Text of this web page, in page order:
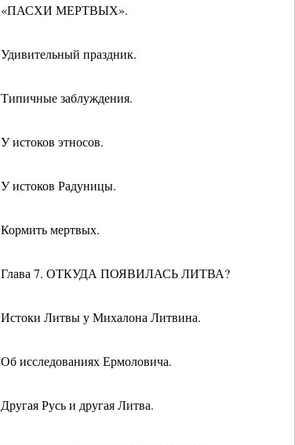
«ПАСХИ МЕРТВЫХ».
Удивительный праздник.
Типичные заблуждения.
У истоков этносов.
У истоков Радуницы.
Кормить мертвых.
Глава 7. ОТКУДА ПОЯВИЛАСЬ ЛИТВА?
Истоки Литвы у Михалона Литвина.
Об исследованиях Ермоловича.
Другая Русь и другая Литва.